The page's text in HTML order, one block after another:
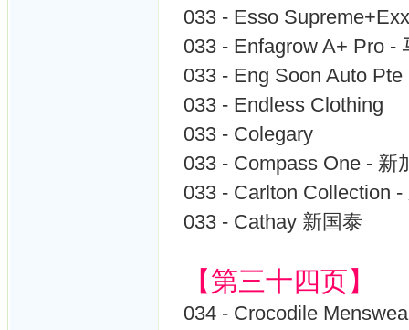
033 - Esso
033 - Enfagrow A+ Pro -
033 - Eng Soon Auto
033 - Endless Clothing
033 - Colegary
033 - Compass One - 新
033 - Carlton Collection
033 - Cathay 新国泰
【第三十四页】
034 - Crocodile